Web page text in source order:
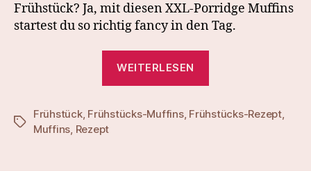
Frühstück? Ja, mit diesen XXL-Porridge Muffins
startest du so richtig fancy in den Tag.
WEITERLESEN
Schlagwörter
Frühstück, Frühstücks-Muffins, Frühstücks-Rezept,
Muffins Rezept